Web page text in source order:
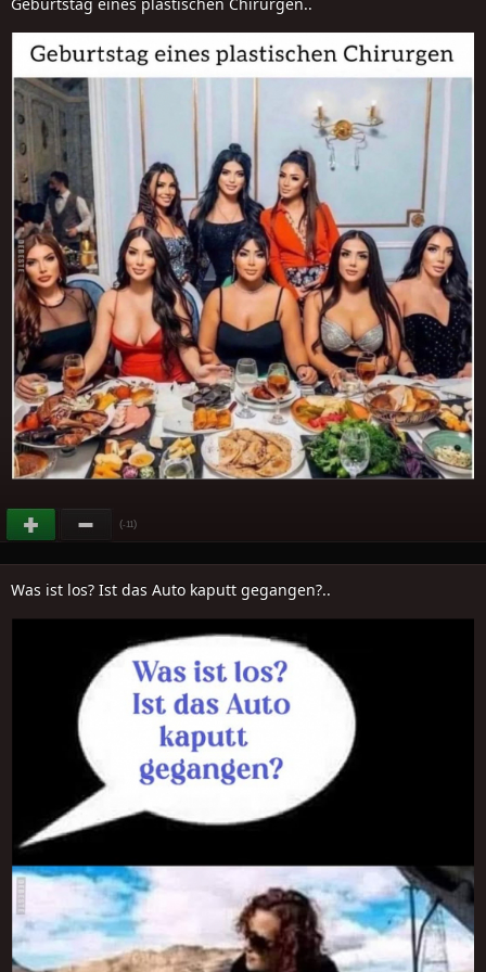
(-11)
Was ist los? Ist das Auto kaputt gegangen?..